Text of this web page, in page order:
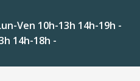
Ven 10h-13h 14h-19h -
14h-18h -